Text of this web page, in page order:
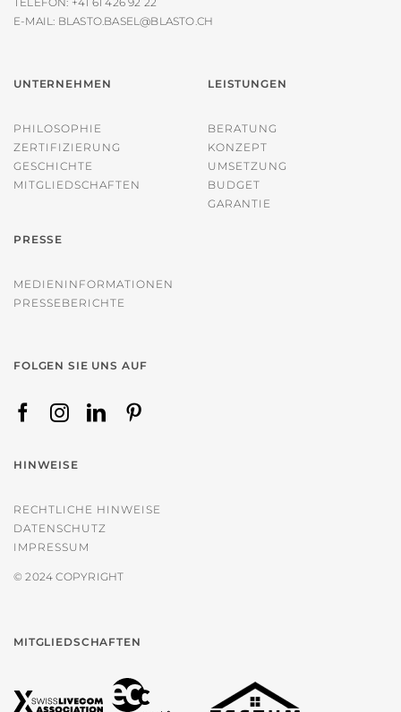
E-MAIL: BLASTO.BASEL@BLASTO.CH
UNTERNEHMEN
PHILOSOPHIE
ZERTIFIZIERUNG
GESCHICHTE
MITGLIEDSCHAFTEN
LEISTUNGEN
BERATUNG
KONZEPT
UMSETZUNG
BUDGET
GARANTIE
PRESSE
MEDIENINFORMATIONEN
PRESSEBERICHTE
FOLGEN SIE UNS AUF
HINWEISE
RECHTLICHE HINWEISE
DATENSCHUTZ
IMPRESSUM
© 2024 COPYRIGHT
MITGLIEDSCHAFTEN